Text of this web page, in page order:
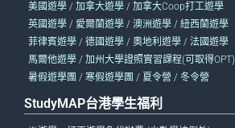
美國遊學 / 加拿大遊學 / 加拿大Coop打工遊學
英國遊學 / 愛爾蘭遊學 / 澳洲遊學 / 紐西蘭遊學
菲律賓遊學 / 德國遊學 / 奧地利遊學 / 法國遊學
馬爾他遊學 / 加州大學證照實習課程(可取得OPT)
暑假遊學團 / 寒假遊學團 / 夏令營 / 冬令營
StudyMAP台港學生福利